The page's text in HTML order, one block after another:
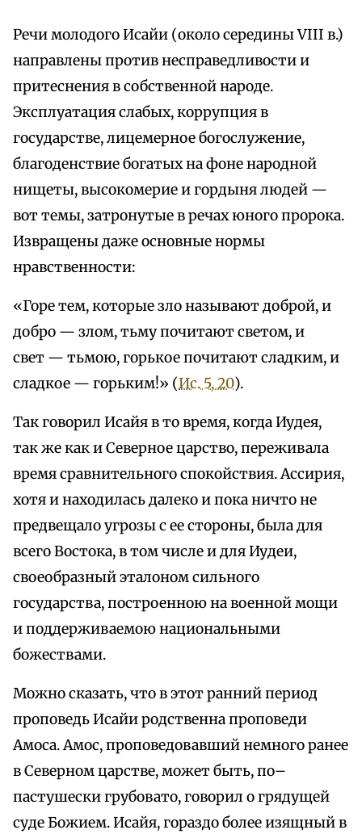
Речи молодого Исайи (около середины VIII в.)
направлены против несправедливости и
притеснения в собственной народе.
Эксплуатация слабых, коррупция в
государстве, лицемерное богослужение,
благоденствие богатых на фоне народной
нищеты, высокомерие и гордыня людей —
вот темы, затронутые в речах юного пророка.
Извращены даже основные нормы
нравственности:
«Горе тем, которые зло называют доброй, и
добро — злом, тьму почитают светом, и
свет — тьмою, горькое почитают сладким, и
сладкое — горьким!» (Ис. 5, 20).
Так говорил Исайя в то время, когда Иудея,
так же как и Северное царство, переживала
время сравнительного спокойствия. Ассирия,
хотя и находилась далеко и пока ничто не
предвещало угрозы с ее стороны, была для
всего Востока, в том числе и для Иудеи,
своеобразный эталоном сильного
государства, построенною на военной мощи
и поддерживаемою национальными
божествами.
Можно сказать, что в этот ранний период
проповедь Исайи родственна проповеди
Амоса. Амос, проповедовавший немного ранее
в Северном царстве, может быть, по–
пастушески грубовато, говорил о грядущей
суде Божием. Исайя, гораздо более изящный в